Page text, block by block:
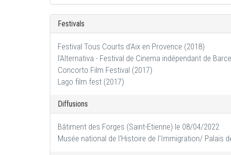
Festivals
Festival Tous Courts d'Aix en Provence (2018)
l'Alternativa - Festival de Cinema indépendant de
Concorto Film Festival (2017)
Lago film fest (2017)
Diffusions
Bâtiment des Forges (Saint-Etienne) le 08/04/2022
Musée national de l'Histoire de l'Immigration/ Palais